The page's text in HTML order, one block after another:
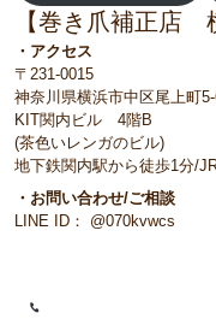
【巻き爪補正店
・アクセス
〒231-0015
神奈川県横浜市中区尾上町
KIT関内ビル 4階B
(茶色いレンガのビル)
地下鉄関内駅から徒歩1分/
・お問い合わせ/ご相談
LINE ID： @070kvwcs